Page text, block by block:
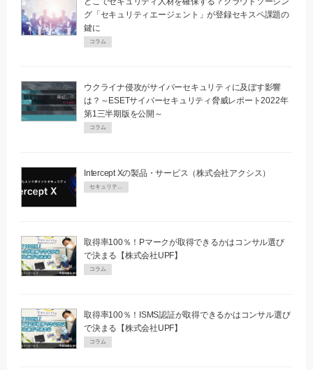
グ「セキュリティエージェント」が登録セキスペ課題の
鍵に
コラム
ウクライナ侵攻がサイバーセキュリティに及ぼす影響
は？～ESETサイバーセキュリティ脅威レポート2022年
第1三半期版を公開～
コラム
Intercept Xの製品・サービス（株式会社アクシス）
取得率100％！Pマークが取得できるかはコンサル選び
で決まる【株式会社UPF】
コラム
取得率100％！ISMS認証が取得できるかはコンサル選び
で決まる【株式会社UPF】
コラム